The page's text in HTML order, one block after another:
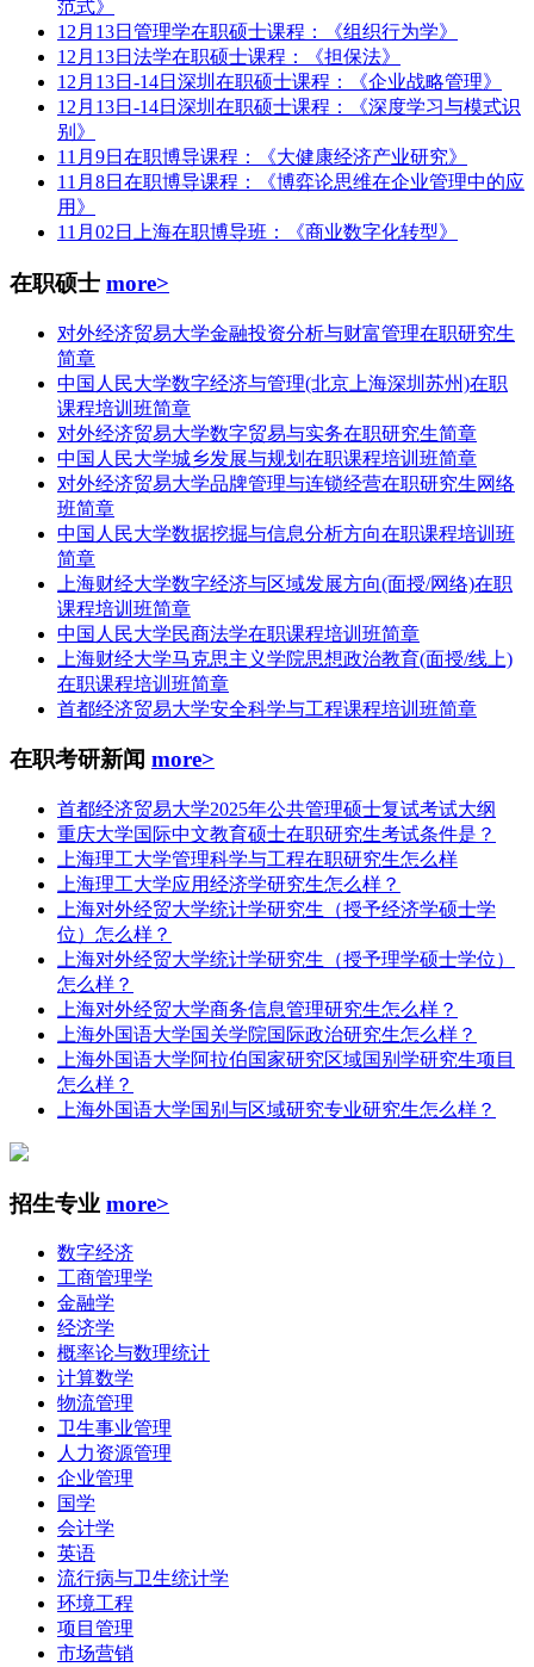
范式》
12月13日管理学在职硕士课程：《组织行为学》
12月13日法学在职硕士课程：《担保法》
12月13日-14日深圳在职硕士课程：《企业战略管理》
12月13日-14日深圳在职硕士课程：《深度学习与模式识
别》
11月9日在职博导课程：《大健康经济产业研究》
11月8日在职博导课程：《博弈论思维在企业管理中的应
用》
11月02日上海在职博导班：《商业数字化转型》
在职硕士 more>
对外经济贸易大学金融投资分析与财富管理在职研究生
简章
中国人民大学数字经济与管理(北京上海深圳苏州)在职
课程培训班简章
对外经济贸易大学数字贸易与实务在职研究生简章
中国人民大学城乡发展与规划在职课程培训班简章
对外经济贸易大学品牌管理与连锁经营在职研究生网络
班简章
中国人民大学数据挖掘与信息分析方向在职课程培训班
简章
上海财经大学数字经济与区域发展方向(面授/网络)在职
课程培训班简章
中国人民大学民商法学在职课程培训班简章
上海财经大学马克思主义学院思想政治教育(面授/线上)
在职课程培训班简章
首都经济贸易大学安全科学与工程课程培训班简章
在职考研新闻 more>
首都经济贸易大学2025年公共管理硕士复试考试大纲
重庆大学国际中文教育硕士在职研究生考试条件是？
上海理工大学管理科学与工程在职研究生怎么样
上海理工大学应用经济学研究生怎么样？
上海对外经贸大学统计学研究生（授予经济学硕士学
位）怎么样？
上海对外经贸大学统计学研究生（授予理学硕士学位）
怎么样？
上海对外经贸大学商务信息管理研究生怎么样？
上海外国语大学国关学院国际政治研究生怎么样？
上海外国语大学阿拉伯国家研究区域国别学研究生项目
怎么样？
上海外国语大学国别与区域研究专业研究生怎么样？
招生专业 more>
数字经济
工商管理学
金融学
经济学
概率论与数理统计
计算数学
物流管理
卫生事业管理
人力资源管理
企业管理
国学
会计学
英语
流行病与卫生统计学
环境工程
项目管理
市场营销